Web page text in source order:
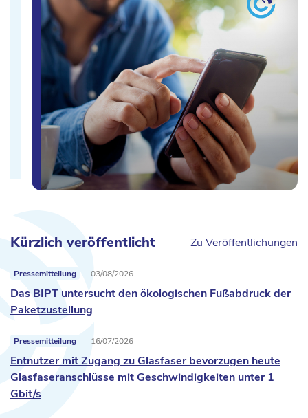
Kürzlich veröffentlicht Zu Veröffentlichungen
Pressemitteilung 03/08/2026
Das BIPT untersucht den ökologischen Fußabdruck der
Paketzustellung
Pressemitteilung 16/07/2026
Entnutzer mit Zugang zu Glasfaser bevorzugen heute
Glasfaseranschlüsse mit Geschwindigkeiten unter 1
Gbit/s